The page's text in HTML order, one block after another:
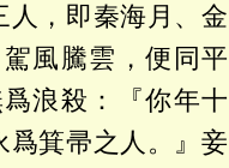
人，即秦海月、金
風騰雲，便同平
浪殺：『你年十
爲箕帚之人。』妾